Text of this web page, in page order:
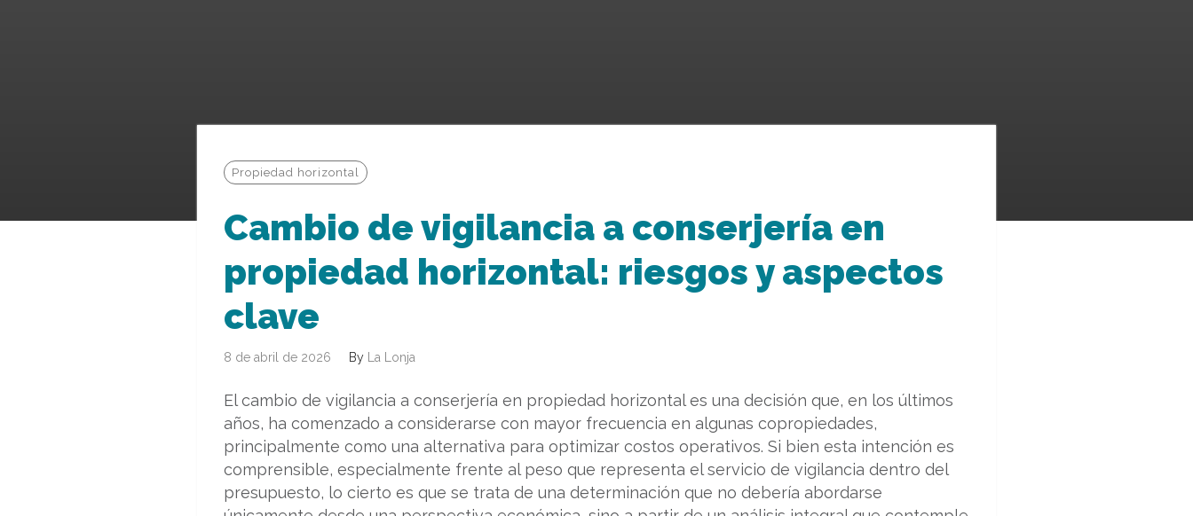
Propiedad horizontal
Cambio de vigilancia a conserjería en
propiedad horizontal: riesgos y aspectos
clave
8 de abril de 2026 By La Lonja
El cambio de vigilancia a conserjería en propiedad horizontal es una decisión que, en los últimos
años, ha comenzado a considerarse con mayor frecuencia en algunas copropiedades,
principalmente como una alternativa para optimizar costos operativos. Si bien esta intención es
comprensible, especialmente frente al peso que representa el servicio de vigilancia dentro del
presupuesto, lo cierto es que se trata de una determinación que no debería abordarse